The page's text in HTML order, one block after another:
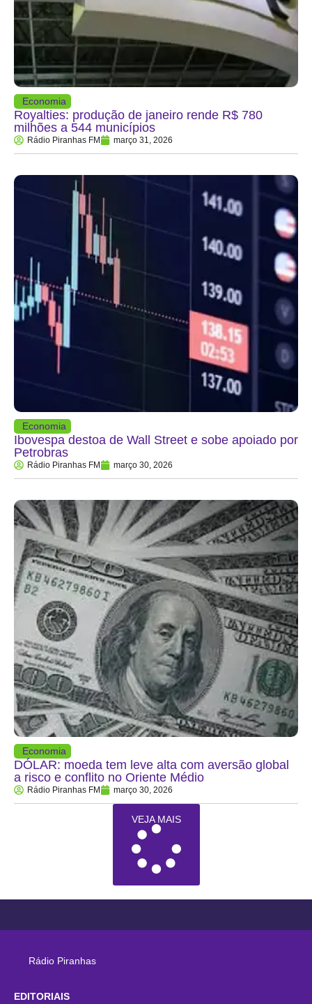
Economia
Royalties: produção de janeiro rende R$ 780
milhões a 544 municípios
Rádio Piranhas FM março 31, 2026
Economia
Ibovespa destoa de Wall Street e sobe apoiado por
Petrobras
Rádio Piranhas FM março 30, 2026
Economia
DÓLAR: moeda tem leve alta com aversão global
a risco e conflito no Oriente Médio
Rádio Piranhas FM março 30, 2026
VEJA MAIS
Rádio Piranhas
EDITORIAIS